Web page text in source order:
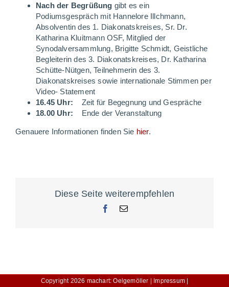
Nach der Begrüßung gibt es ein
Podiumsgespräch mit Hannelore Illchmann,
Absolventin des 1. Diakonatskreises, Sr. Dr.
Katharina Kluitmann OSF, Mitglied der
Synodalversammlung, Brigitte Schmidt, Geistliche
Begleiterin des 3. Diakonatskreises, Dr. Katharina
Schütte-Nütgen, Teilnehmerin des 3.
Diakonatskreises sowie internationale Stimmen per
Video- Statement
16.45 Uhr: Zeit für Begegnung und Gespräche
18.00 Uhr: Ende der Veranstaltung
Genauere Informationen finden Sie hier.
Diese Seite weiterempfehlen
Facebook
E-
Copyright 2026 machart: Oelgemöller |
Impressum |